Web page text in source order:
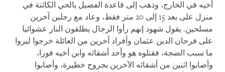
أخيه في الخارج، وذهب إلى قاعدة الفصيل بالحي الكائنة في
منزل على بعد 15 إلى 20 متر فقط، وعاد مع رجلين آخرين
مسلحين. يقول شهود إنهم رأوا الرجال يطلقون النار عشوائيا
على فرحان الدين عثمان وأفراد آخرين من العائلة خرجوا ليروا
ما سبب الضجة، فقتلوه هو وأحد أشقائه وابن أخيه فورا،
وأصابوا اثنين من أشقائه الآخرين بجروح خطيرة، وأصابوا